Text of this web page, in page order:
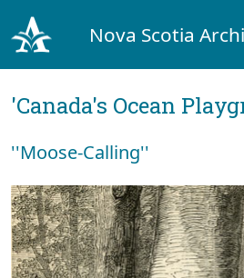
Nova Scotia
'Canada's Ocean
''Moose-Calling''